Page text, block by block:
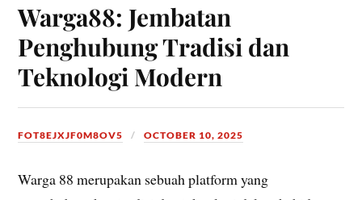
Warga88: Jembatan
Penghubung Tradisi dan
Teknologi Modern
FOT8EJXJF0M8OV5 OCTOBER 10, 2025
Warga 88 merupakan sebuah platform yang